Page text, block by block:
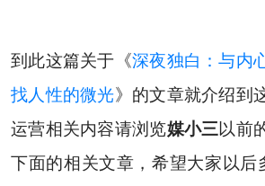
到此这篇关于《深夜独白：与内
找人性的微光》的文章就介绍到
运营相关内容请浏览媒小三以前
下面的相关文章，希望大家以后